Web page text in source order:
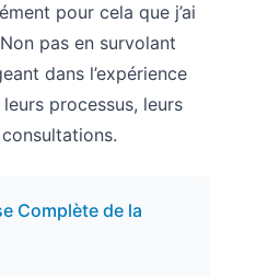
pour cela que j’ai
pas en survolant
dans l’expérience
processus, leurs
Complète de la